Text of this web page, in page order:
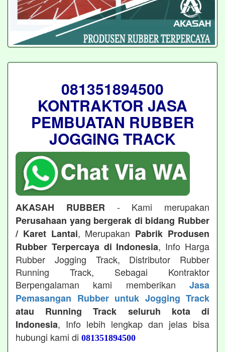
081351894500
KONTRAKTOR JASA
PEMBUATAN RUBBER
JOGGING TRACK
AKASAH RUBBER - Kami merupakan
Perusahaan yang bergerak di bidang Rubber
/ Karet Lantai, Merupakan Pabrik Produsen
Rubber Terpercaya di Indonesia, Info Harga
Rubber Jogging Track, Distributor Rubber
Running Track, Sebagai Kontraktor
Berpengalaman kami memberikan Jasa
Pemasangan Rubber untuk Jogging Track
atau Running Track seluruh kota di
Indonesia, Info lebih lengkap dan jelas bisa
hubungi kami di 081351894500